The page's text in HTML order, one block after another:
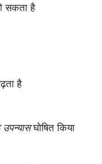
सकता है
है
उपन्यासघोषित किया